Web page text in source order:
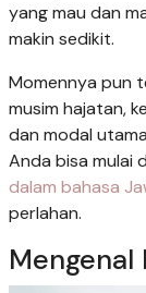
yang mau dan
makin sedikit.
Momennya pun
musim hajatan,
dan modal
Anda bisa mulai
dalam bahasa
perlahan.